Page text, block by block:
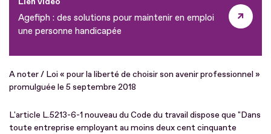
Agefiph : des solutions pour maintenir en emploi
une personne handicapée
A noter / Loi « pour la liberté de choisir son avenir professionnel »
promulguée le 5 septembre 2018
L'article L.5213-6-1 nouveau du Code du travail dispose que "Dans
toute entreprise employant au moins deux cent cinquante